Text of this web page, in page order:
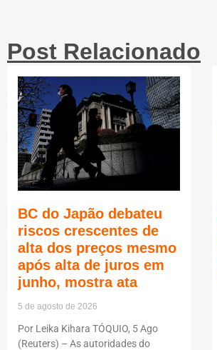
Post Relacionado
BC do Japão debateu
riscos crescentes de
alta dos preços mesmo
após alta de juros em
junho, mostra ata
5 de agosto de 2026
Por Leika Kihara TÓQUIO, 5 Ago
(Reuters) – As autoridades do